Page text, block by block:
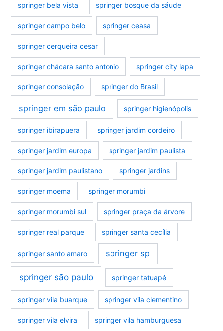
springer bela vista springer bosque da sáude
springer campo belo springer ceasa
springer cerqueira cesar
springer chácara santo antonio springer city lapa
springer consolação springer do Brasil
springer em são paulo springer higienópolis
springer ibirapuera springer jardim cordeiro
springer jardim europa springer jardim paulista
springer jardim paulistano springer jardins
springer moema springer morumbi
springer morumbi sul springer praça da árvore
springer real parque springer santa cecília
springer santo amaro springer sp
springer são paulo springer tatuapé
springer vila buarque springer vila clementino
springer vila elvira springer vila hamburguesa